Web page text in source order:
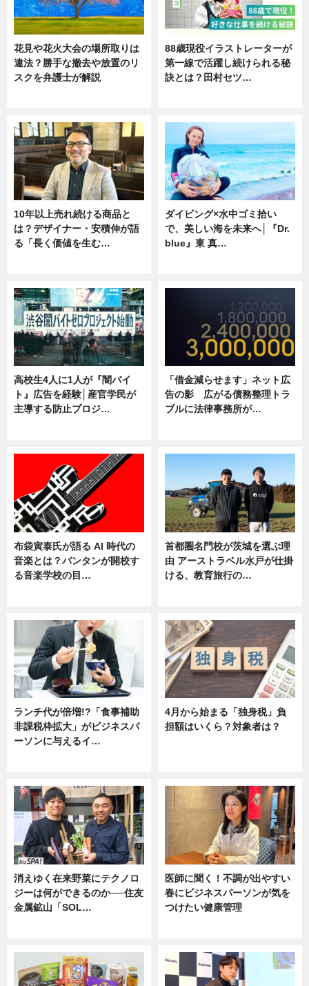
花見や花火大会の場所取りは
違法？勝手な撤去や放置のリ
スクを弁護士が解説
88歳現役イラストレーターが
第一線で活躍し続けられる秘
訣とは？田村セツ…
10年以上売れ続ける商品と
は？デザイナー・安積伸が語
る「長く価値を生む…
ダイビング×水中ゴミ拾い
で、美しい海を未来へ│『Dr.
blue』東 真…
高校生4人に1人が『闇バイ
ト』広告を経験│産官学民が
主導する防止プロジ…
「借金減らせます」ネット広
告の影 広がる債務整理トラ
ブルに法律事務所が…
布袋寅泰氏が語る AI 時代の
音楽とは？バンタンが開校す
る音楽学校の目…
首都圏名門校が茨城を選ぶ理
由 アーストラベル水戸が仕掛
ける、教育旅行の…
ランチ代が倍増!?「食事補助
非課税枠拡大」がビジネスパ
ーソンに与えるイ…
4月から始まる「独身税」負
担額はいくら？対象者は？
消えゆく在来野菜にテクノロ
ジーは何ができるのか──住友
金属鉱山「SOL…
医師に聞く！不調が出やすい
春にビジネスパーソンが気を
つけたい健康管理